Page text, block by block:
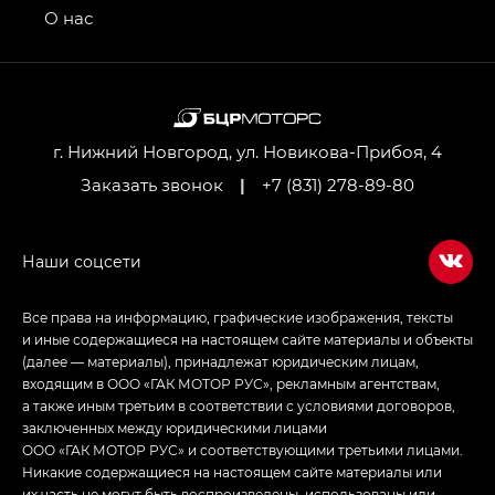
привод — GB AWD, Джи Эль Полный привод —
Джи Икс ПРЕМИУМ — GX PREMIUM, ЛАУНЖ —
LOUNGE
Empow — Эмпау (Empow) в комплектации
г. Нижний Новгород, ул. Новикова-Прибоя, 4
Заказать звонок
| +7 (831) 278-89-80
О нас
Все права на информацию, графические изображения, тексты
и иные содержащиеся на настоящем сайте материалы и объекты
(далее — материалы), принадлежат юридическим лицам,
входящим в ООО «ГАК МОТОР РУС», рекламным агентствам,
а также иным третьим в соответствии с условиями договоров,
заключенных между юридическими лицами
ООО «ГАК МОТОР РУС» и соответствующими третьими лицами.
Никакие содержащиеся на настоящем сайте материалы или